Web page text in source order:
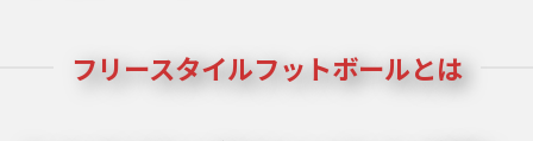
フリースタイルフットボールとは